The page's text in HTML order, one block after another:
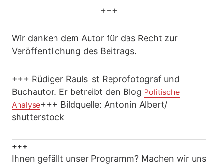
+++
Wir danken dem Autor für das Recht zur
Veröffentlichung des Beitrags.
+++ Rüdiger Rauls ist Reprofotograf und
Buchautor. Er betreibt den Blog Politische
Analyse+++ Bildquelle: Antonin Albert/
shutterstock
+++
Ihnen gefällt unser Programm? Machen wir uns